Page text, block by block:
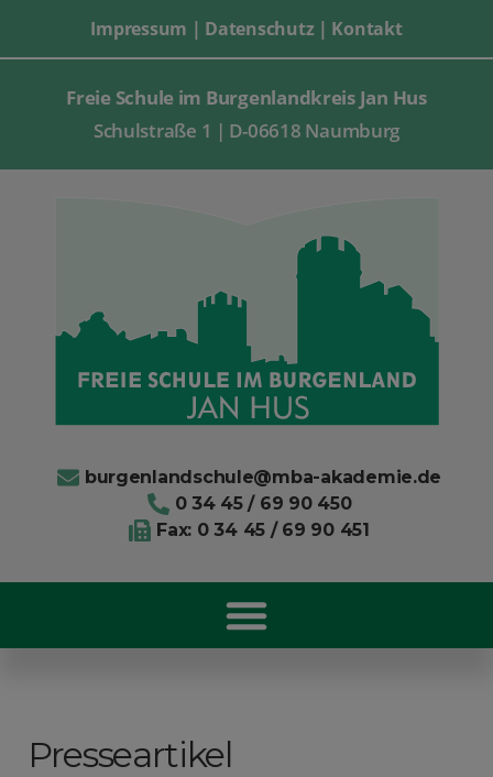
Freie Schule im Burgenlandkreis Jan Hus
Schulstraße 1 | D-06618 Naumburg
Impressum | Datenschutz| Kontakt
burgenlandschule@mba-akademie.de
0 34 45 / 69 90 450
Fax: 0 34 45 / 69 90 451
Presseartikel